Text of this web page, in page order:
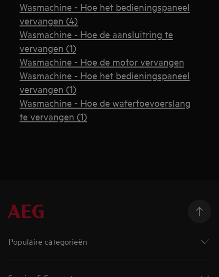
Wasmachine - Hoe het bedieningspaneel
vervangen (4)
Wasmachine - Hoe de aansluitring te
vervangen (1)
Wasmachine - Hoe de motor vervangen
Wasmachine - Hoe het bedieningspaneel
vervangen (1)
Wasmachine - Hoe de watertoevoerslang
te vervangen (1)
Populaire categorieën